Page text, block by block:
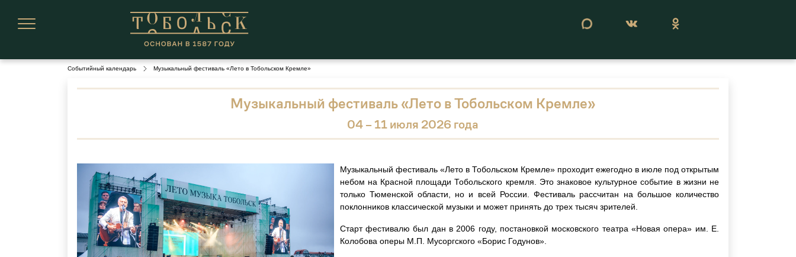
Событийный календарь Музыкальный фестиваль «Лето в Тобольском Кремле»
Музыкальный фестиваль «Лето в Тобольском Кремле»
04 – 11 июля 2026 года
Музыкальный фестиваль «Лето в Тобольском Кремле» проходит ежегодно в июле под открытым
небом на Красной площади Тобольского кремля. Это знаковое культурное событие в жизни не
только Тюменской области, но и всей России. Фестиваль рассчитан на большое количество
поклонников классической музыки и может принять до трех тысяч зрителей.
Старт фестивалю был дан в 2006 году, постановкой московского театра «Новая опера» им. Е.
Колобова оперы М.П. Мусоргского «Борис Годунов».